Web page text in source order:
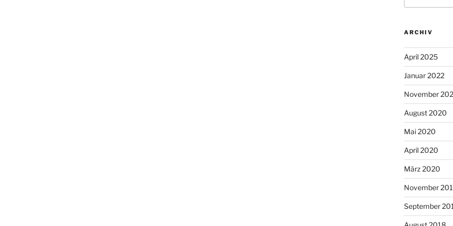
ARCHIV
April 2025
Januar 2022
November
August 2020
Mai 2020
April 2020
März 2020
November
September